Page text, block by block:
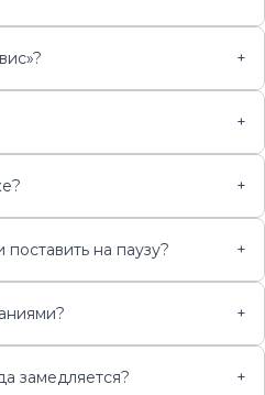
+
+
+
на паузу? +
+
замедляется? +